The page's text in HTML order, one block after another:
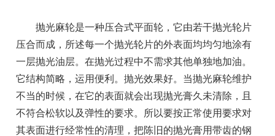
抛光麻轮是一种压合式平面轮，它由若干抛光轮片
压合而成，所述每一个抛光轮片的外表面均均匀地涂有
一层抛光油层。在抛光过程中不需求其他单独地加油。
它结构简略，运用便利。抛光效果好。当抛光麻轮维护
不当的时候，在它的表面就会出现抛光膏久未清除，且
不符合松软以及弹性的要求。所以要按正常使用要求对
其表面进行经常性的清理，把陈旧的抛光膏用带齿的钢